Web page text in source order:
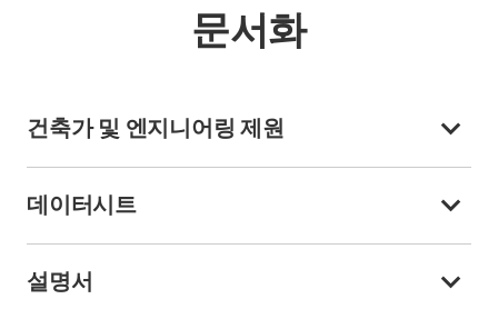
문서화
건축가 및 엔지니어링 제원
데이터시트
설명서